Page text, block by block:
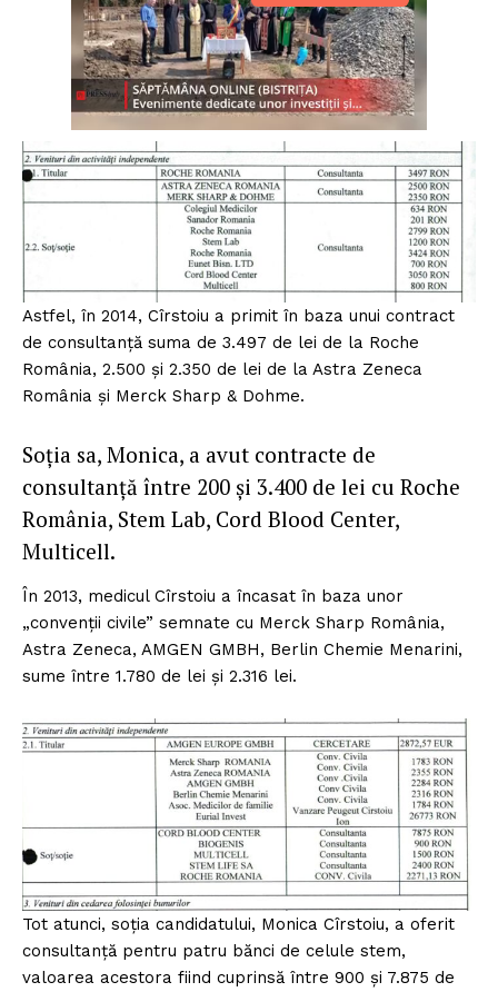
Astfel, în 2014, Cîrstoiu a primit în baza unui contract
de consultanță suma de 3.497 de lei de la Roche
România, 2.500 și 2.350 de lei de la Astra Zeneca
România și Merck Sharp & Dohme.
Soția sa, Monica, a avut contracte de
consultanță între 200 și 3.400 de lei cu Roche
România, Stem Lab, Cord Blood Center,
Multicell.
În 2013, medicul Cîrstoiu a încasat în baza unor
„convenții civile” semnate cu Merck Sharp România,
Astra Zeneca, AMGEN GMBH, Berlin Chemie Menarini,
sume între 1.780 de lei și 2.316 lei.
Tot atunci, soția candidatului, Monica Cîrstoiu, a oferit
consultanță pentru patru bănci de celule stem,
valoarea acestora fiind cuprinsă între 900 și 7.875 de